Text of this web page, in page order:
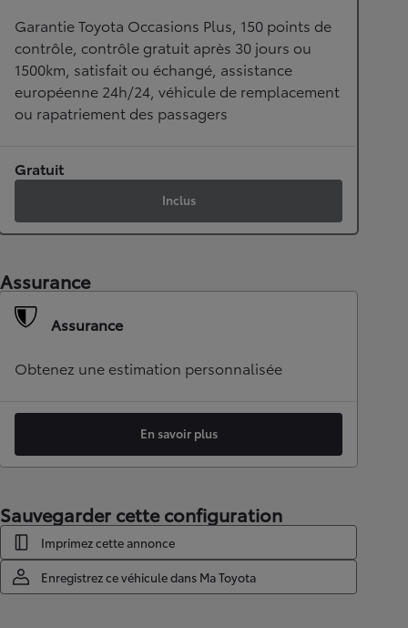
Garantie Toyota Occasions Plus, 150 points de
contrôle, contrôle gratuit après 30 jours ou
1500km, satisfait ou échangé, assistance
européenne 24h/24, véhicule de remplacement
ou rapatriement des passagers
Gratuit
Inclus
Assurance
Assurance
Obtenez une estimation personnalisée
En savoir plus
Sauvegarder cette configuration
Imprimez cette annonce
Enregistrez ce véhicule dans Ma Toyota